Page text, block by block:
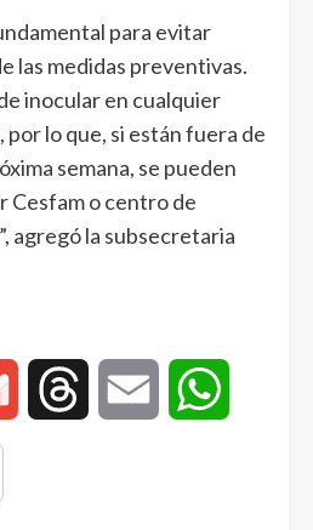
para evitar
las medidas preventivas.
inocular en cualquier
lo que, si están fuera de
semana, se pueden
Cesfam o centro de
agregó la subsecretaria
Gmail Threads Email